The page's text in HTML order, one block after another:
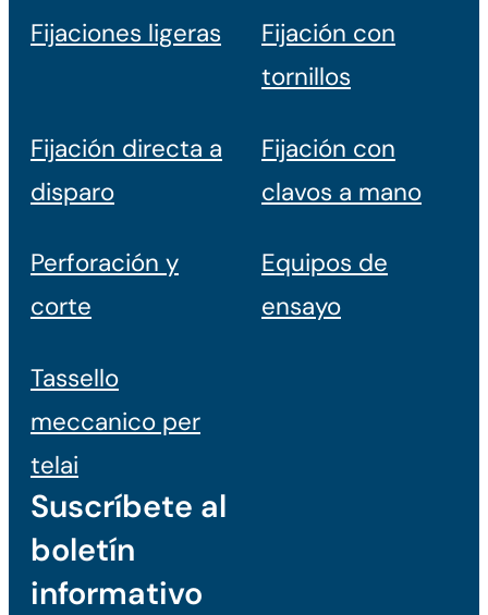
Fijaciones ligeras
Fijación con
tornillos
Fijación directa a
disparo
Fijación con
clavos a mano
Perforación y
corte
Equipos de
ensayo
Tassello
meccanico per
telai
Suscríbete al
boletín
informativo